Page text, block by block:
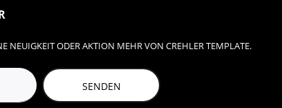
NEUIGKEIT ODER AKTION MEHR VON CREHLER TEMPLATE.
SENDEN